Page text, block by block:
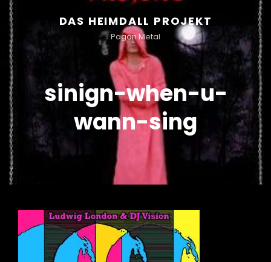
DAS HEIMDALL PROJEKT
Pagan Metal
sinign-when-u-
wann-sing